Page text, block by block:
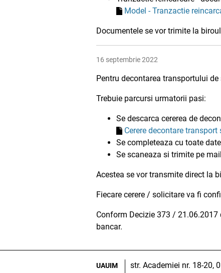
Model - Tranzactie
Documentele se vor trimite la
16 septembrie 2022
Pentru decontarea transportului
Trebuie parcursi urmatorii pasi:
Se descarca cererea de
Cerere decontare
Se completeaza cu toate
Se scaneaza si trimite pe
Acestea se vor transmite direct la
Fiecare cerere / solicitare va fi
Conform Decizie 373 /
bancar.
UAUIM str. Academiei nr. 18-20,